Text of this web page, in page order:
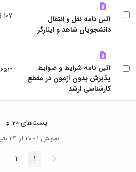
آئین نامه نقل و انتقال
دانشجویان شاهد و ایثارگر
۱۰۷ KB
آئین نامه شرایط و ضوابط
پذیرش بدون آزمون در مقطع
کارشناسی ارشد
۶۵۳ KB
پست‌‌های 20هر صفحه
نمایش ۱ - ۲۰ از ۲۴ نتیجه
پیغام
قبلی صفحه1 صفحه2